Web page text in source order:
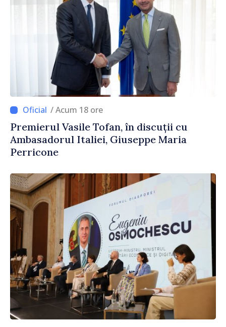
/ Acum 18 ore
Premierul Vasile Tofan, în discuții cu
Ambasadorul Italiei, Giuseppe Maria
Perricone